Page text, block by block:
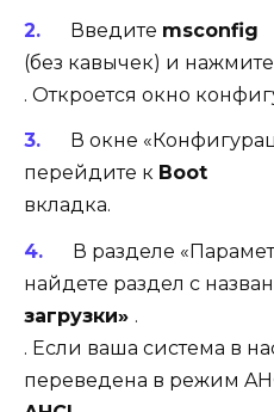
Введите msconfig
(без кавычек) и нажмите
. Откроется окно
В окне
перейдите к Boot
вкладка.
В разделе
найдете раздел с
загрузки» .
. Если ваша система в
переведена в режим